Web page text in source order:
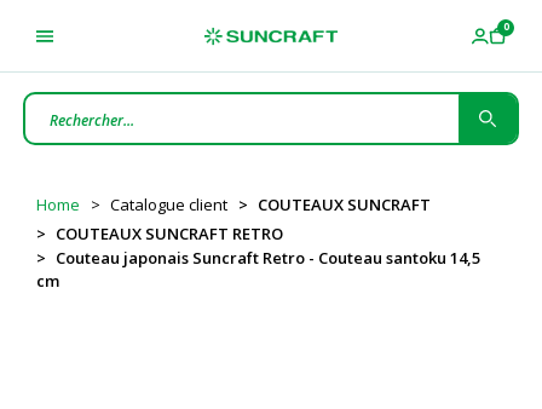
Home Catalogue client
COUTEAUX SUNCRAFT
COUTEAUX SUNCRAFT RETRO
Couteau japonais Suncraft Retro - Couteau santoku 14,5
cm